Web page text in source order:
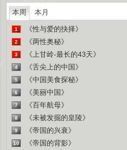
本周 本月
1 《性与爱的抉择》
2 《两性奥秘》
3 《上甘岭-最长的43天》
4 《舌尖上的中国》
5 《中国美食探秘》
6 《美丽中国》
7 《百年航母》
8 《未被发掘的皇陵》
9 《帝国的兴衰》
10 《帝国的背影》